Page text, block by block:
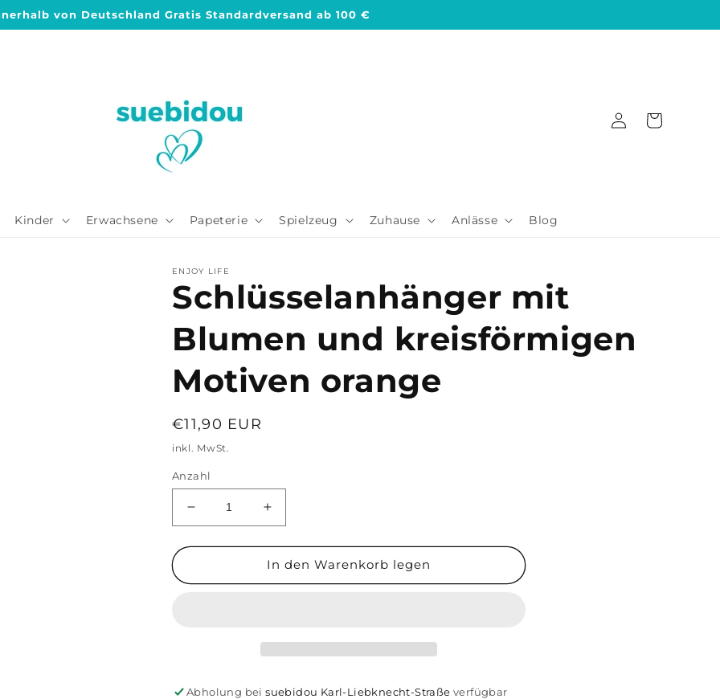
von Deutschland Gratis Standardversand ab 100 €
Kinder Erwachsene Papeterie Spielzeug Zuhause Anlässe Blog
Einloggen
Warenkorb
ENJOY LIFE
Schlüsselanhänger mit
Blumen und kreisförmigen
Motiven orange
Normaler
Preis
€11,90 EUR
inkl. MwSt.
Anzahl
Verringere
die
Menge
Schlüsselanhänger
Erhöhe
die
Menge
für
Schlüsselanhänger
In den Warenkorb legen
Abholung beisuebidou Karl-Liebknecht-Straße verfügbar